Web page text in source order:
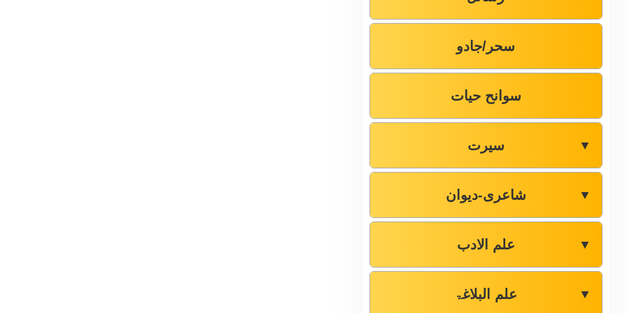
سحر/جادو
سوانح حیات
سیرت ▼
شاعری-دیوان ▼
علم الادب ▼
علم البلاغۃ ▼